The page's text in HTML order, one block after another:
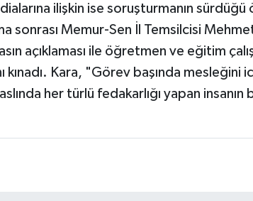
ilişkin ise soruşturmanın sürdüğü
sonrası Memur-Sen İl Temsilcisi
açıklaması ile öğretmen ve eğitim
kınadı. Kara, "Görev başında
her türlü fedakarlığı yapan insanın